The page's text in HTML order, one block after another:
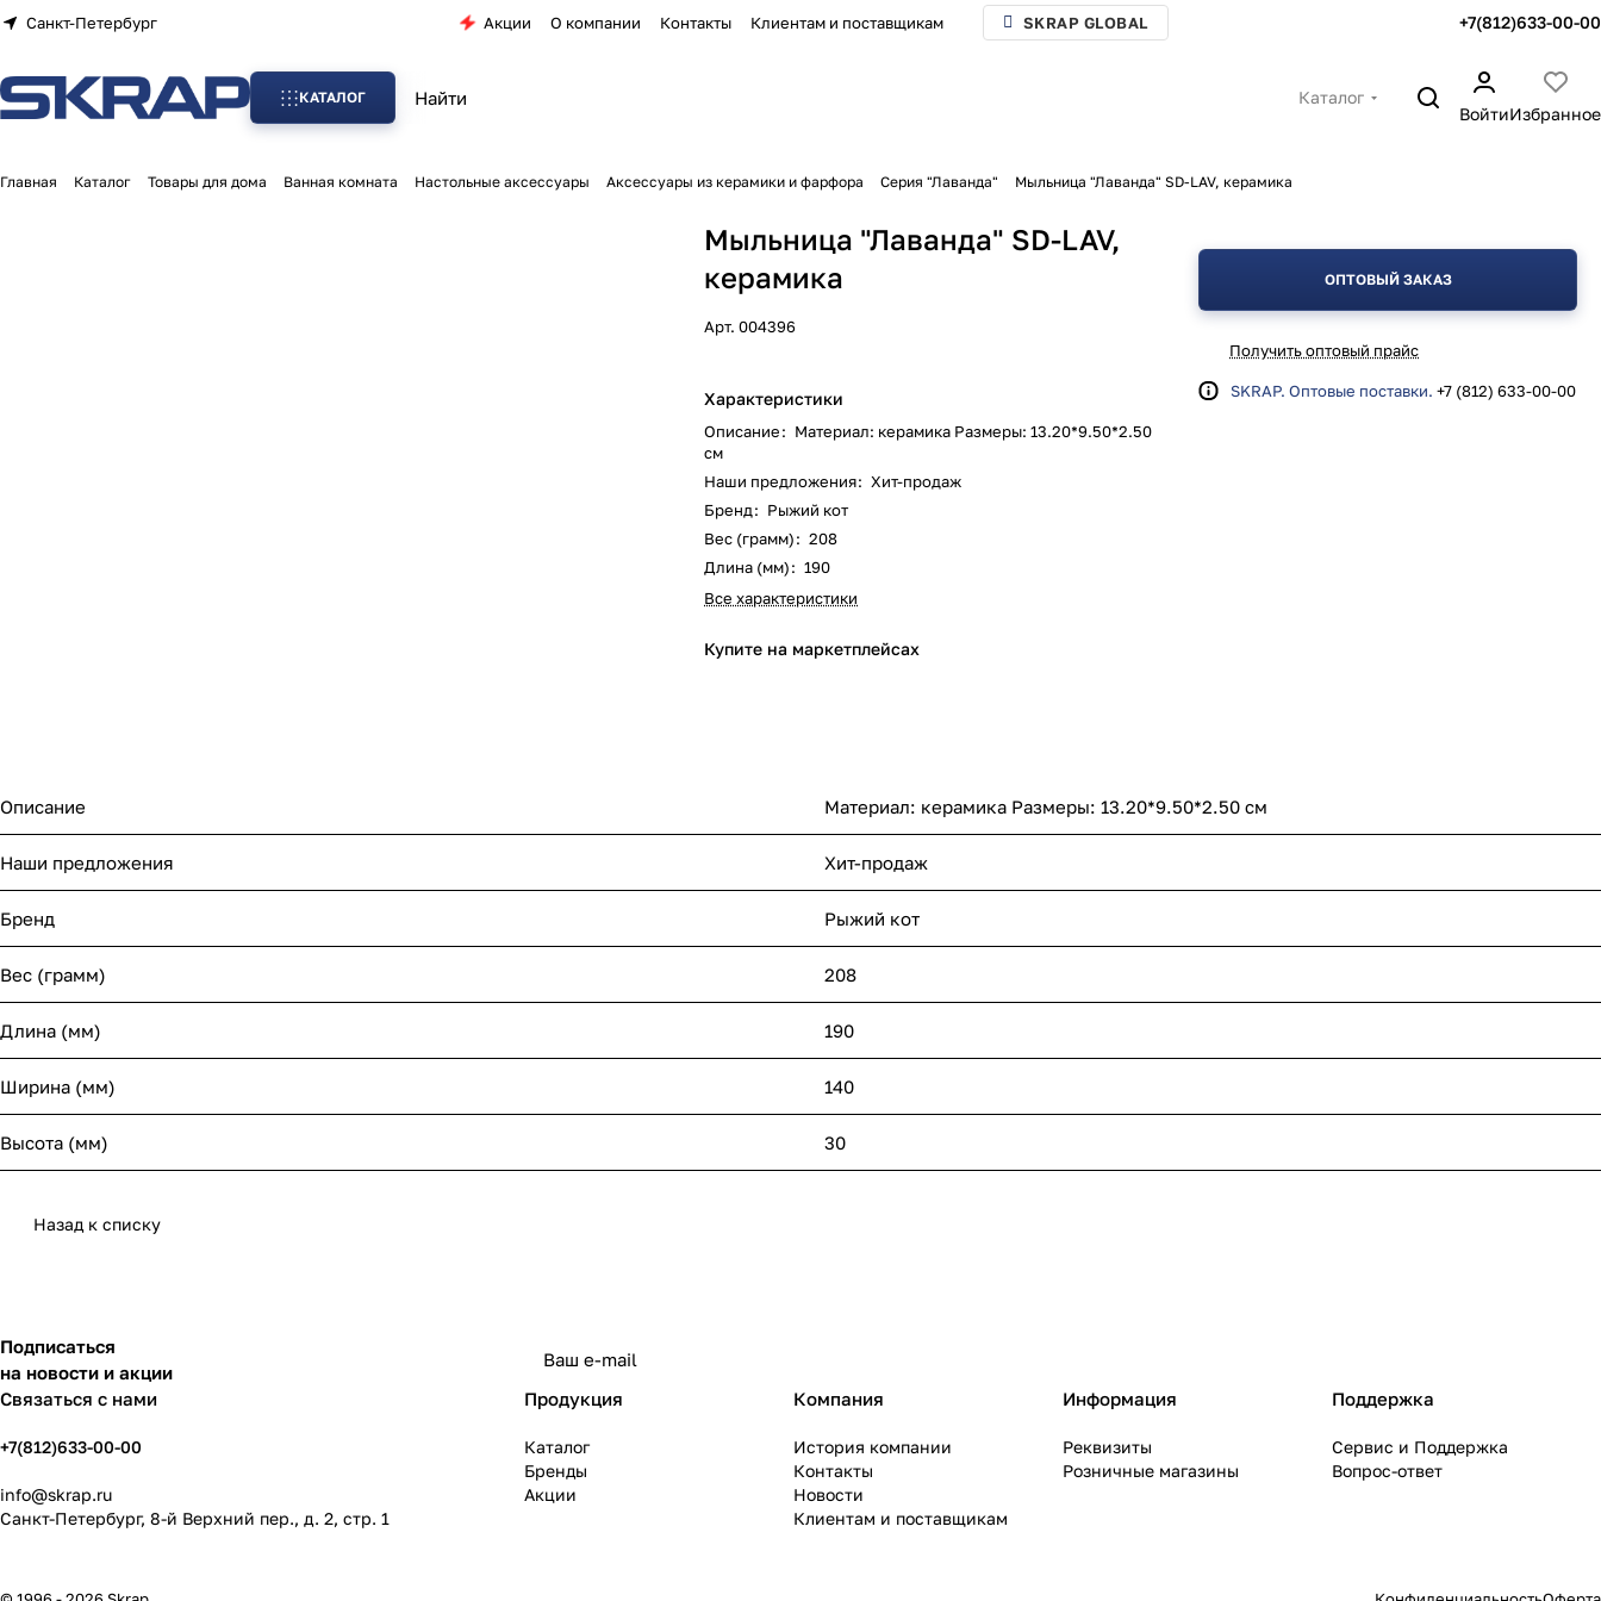
Санкт-Петербург Акции О компании Контакты Клиентам и поставщикам SKRAP GLOBAL +7(812)633-00-00
КАТАЛОГ
Каталог
ВойтиИзбранное
Главная Каталог Товары для дома Ванная комната Настольные аксессуары Аксессуары из керамики и фарфора Серия "Лаванда" Мыльница "Лаванда" SD-LAV, керамика
Мыльница "Лаванда" SD-LAV,
керамика
Арт.004396
Характеристики
Описание: Материал: керамика Размеры: 13.20*9.50*2.50
см
Наши предложения: Хит-продаж
Бренд: Рыжий кот
Вес (грамм): 208
Длина (мм): 190
Все характеристики
Купите на маркетплейсах
ОПТОВЫЙ ЗАКАЗ
Получить оптовый прайс
SKRAP. Оптовые поставки. +7 (812) 633-00-00
Описание Материал: керамика Размеры: 13.20*9.50*2.50 см
Наши предложения Хит-продаж
Бренд Рыжий кот
Вес (грамм) 208
Длина (мм) 190
Ширина (мм) 140
Высота (мм) 30
Назад к списку
Подписаться
на новости и акции
Связаться с нами
+7(812)633-00-00
info@skrap.ru
Санкт-Петербург, 8-й Верхний пер., д. 2, стр. 1
Продукция
Каталог
Бренды
Акции
Компания
История компании
Контакты
Новости
Клиентам и поставщикам
Информация
Реквизиты
Розничные магазины
Поддержка
Сервис и Поддержка
Вопрос-ответ